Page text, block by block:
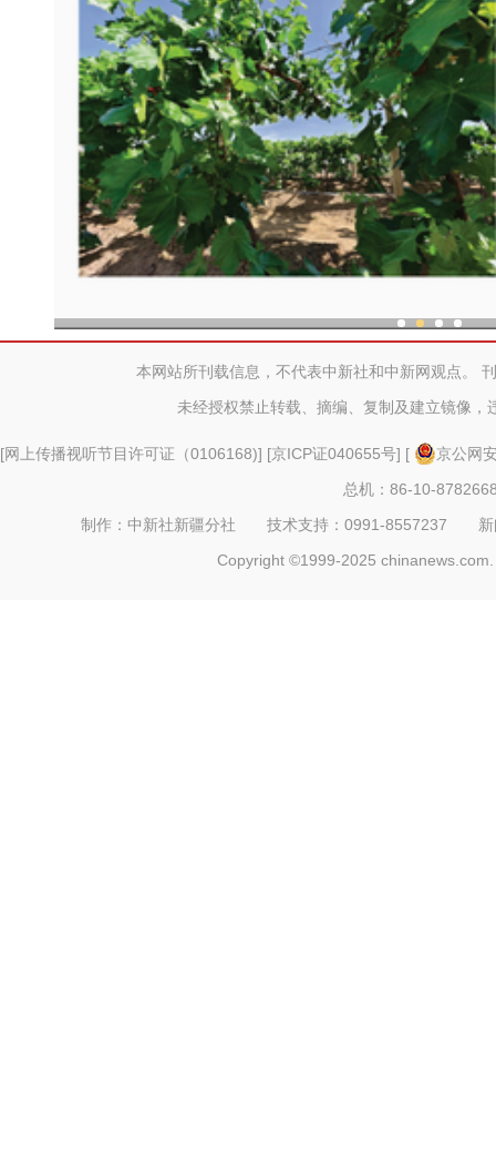
本网站所刊载信息，不代表中新社和中新网观点。
未经授权禁止转载、摘编、复制及建立镜像，
[网上传播视听节目许可证（0106168)] [京ICP证040655号] [
京公网
总机：86-10-
制作：中新社新疆分社 技术支持：0991-8557237
Copyright ©1999-2025